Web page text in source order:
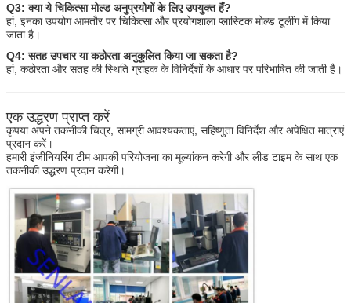
Q3: क्या ये चिकित्सा मोल्ड अनुप्रयोगों के लिए उपयुक्त हैं?
हां, इनका उपयोग आमतौर पर चिकित्सा और प्रयोगशाला प्लास्टिक मोल्ड टूलींग में किया
जाता है।
Q4: सतह उपचार या कठोरता अनुकूलित किया जा सकता है?
हां, कठोरता और सतह की स्थिति ग्राहक के विनिर्देशों के आधार पर परिभाषित की जाती है।
एक उद्धरण प्राप्त करें
कृपया अपने तकनीकी चित्र, सामग्री आवश्यकताएं, सहिष्णुता विनिर्देश और अपेक्षित मात्राएं
प्रदान करें।
हमारी इंजीनियरिंग टीम आपकी परियोजना का मूल्यांकन करेगी और लीड टाइम के साथ एक
तकनीकी उद्धरण प्रदान करेगी।